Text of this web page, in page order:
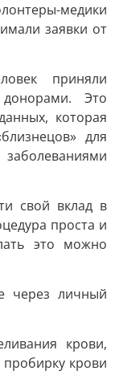
медики
заявки от
приняли
Это
которая
для
свой вклад в
проста и
это можно
через личный
крови,
пробирку крови